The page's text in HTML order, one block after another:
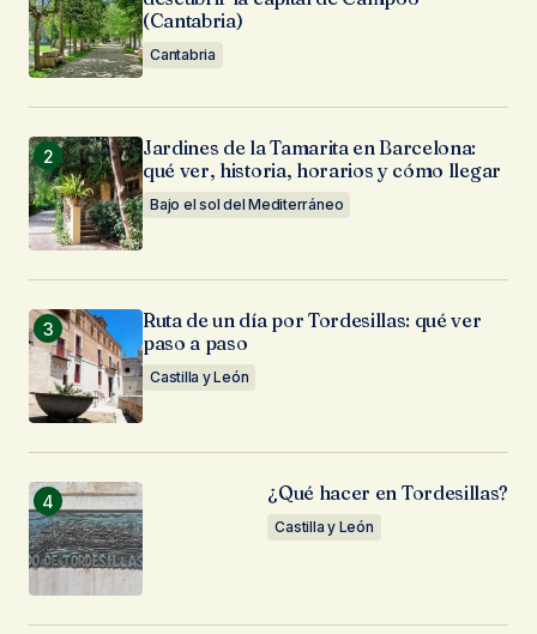
(Cantabria)
Cantabria
Jardines de la Tamarita en Barcelona:
qué ver, historia, horarios y cómo llegar
Bajo el sol del Mediterráneo
Ruta de un día por Tordesillas: qué ver
paso a paso
Castilla y León
¿Qué hacer en Tordesillas?
Castilla y León